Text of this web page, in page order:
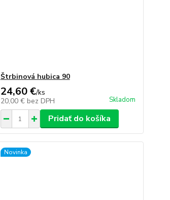
Štrbinová hubica 90
24,60 €/ks
20,00 € bez DPH Skladom
Pridať do košíka
Novinka